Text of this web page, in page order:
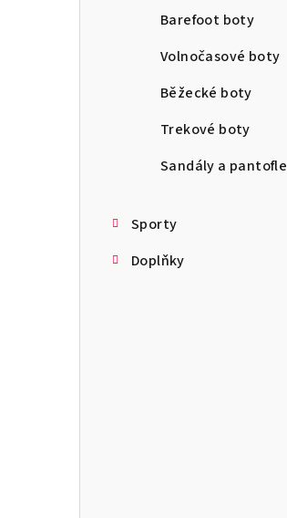
Barefoot boty
Volnočasové boty
Běžecké boty
Trekové boty
Sandály a pantofle
Sporty
Doplňky